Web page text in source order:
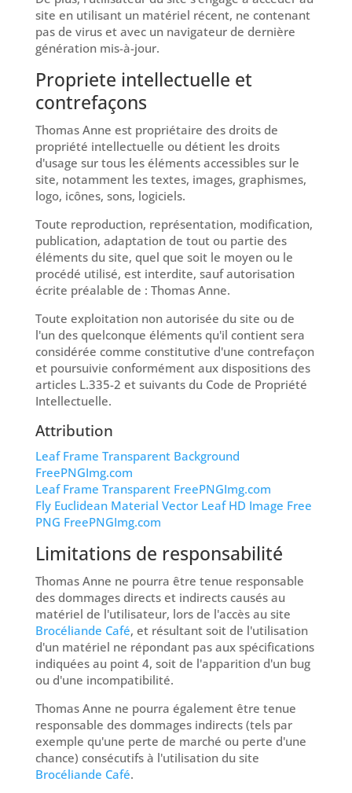
site en utilisant un matériel récent, ne contenant
pas de virus et avec un navigateur de dernière
génération mis-à-jour.
Propriete intellectuelle et
contrefaçons
Thomas Anne est propriétaire des droits de
propriété intellectuelle ou détient les droits
d'usage sur tous les éléments accessibles sur le
site, notamment les textes, images, graphismes,
logo, icônes, sons, logiciels.
Toute reproduction, représentation, modification,
publication, adaptation de tout ou partie des
éléments du site, quel que soit le moyen ou le
procédé utilisé, est interdite, sauf autorisation
écrite préalable de : Thomas Anne.
Toute exploitation non autorisée du site ou de
l'un des quelconque éléments qu'il contient sera
considérée comme constitutive d'une contrefaçon
et poursuivie conformément aux dispositions des
articles L.335-2 et suivants du Code de Propriété
Intellectuelle.
Attribution
Leaf Frame Transparent Background
FreePNGImg.com
Leaf Frame Transparent FreePNGImg.com
Fly Euclidean Material Vector Leaf HD Image Free
PNG FreePNGImg.com
Limitations de responsabilité
Thomas Anne ne pourra être tenue responsable
des dommages directs et indirects causés au
matériel de l'utilisateur, lors de l'accès au site
Brocéliande Café, et résultant soit de l'utilisation
d'un matériel ne répondant pas aux spécifications
indiquées au point 4, soit de l'apparition d'un bug
ou d'une incompatibilité.
Thomas Anne ne pourra également être tenue
responsable des dommages indirects (tels par
exemple qu'une perte de marché ou perte d'une
chance) consécutifs à l'utilisation du site
Brocéliande Café.